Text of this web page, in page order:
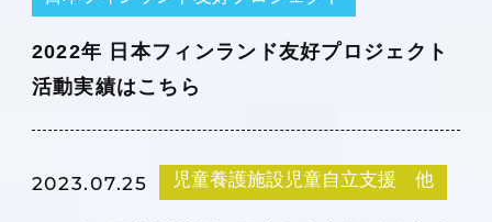
2022年 日本フィンランド友好プロジェクト
活動実績はこちら
2023.07.25 児童養護施設児童自立支援 他